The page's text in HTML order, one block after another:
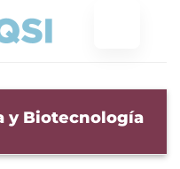
y Biotecnología